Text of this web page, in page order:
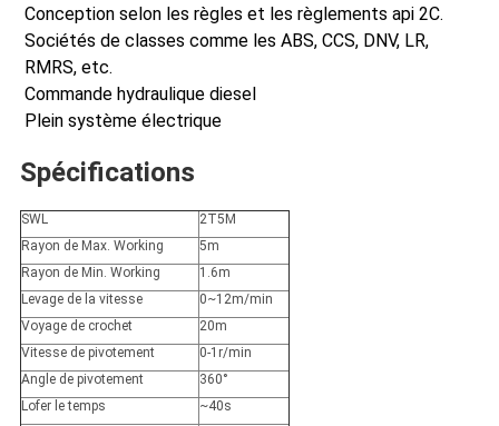
Conception selon les règles et les règlements api 2C.
Sociétés de classes comme les ABS, CCS, DNV, LR,
RMRS, etc.
Commande hydraulique diesel
Plein système électrique
Spécifications
SWL
2T5M
Rayon de Max. Working
5m
Rayon de Min. Working
1.6m
Levage de la vitesse
0~12m/min
Voyage de crochet
20m
Vitesse de pivotement
0-1r/min
Angle de pivotement
360°
Lofer le temps
~40s